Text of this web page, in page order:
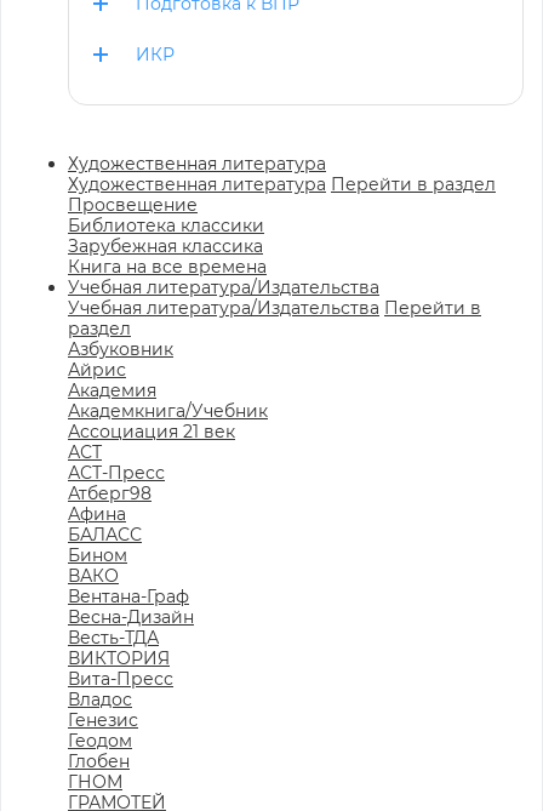
ИКР
Художественная литература
Художественная литература Перейти в раздел
Просвещение
Библиотека классики
Зарубежная классика
Книга на все времена
Учебная литература/Издательства
Учебная литература/Издательства Перейти в
раздел
Азбуковник
Айрис
Академия
Академкнига/Учебник
Ассоциация 21 век
АСТ
АСТ-Пресс
Атберг98
Афина
БАЛАСС
Бином
ВАКО
Вентана-Граф
Весна-Дизайн
Весть-ТДА
ВИКТОРИЯ
Вита-Пресс
Владос
Генезис
Геодом
Глобен
ГНОМ
ГРАМОТЕЙ